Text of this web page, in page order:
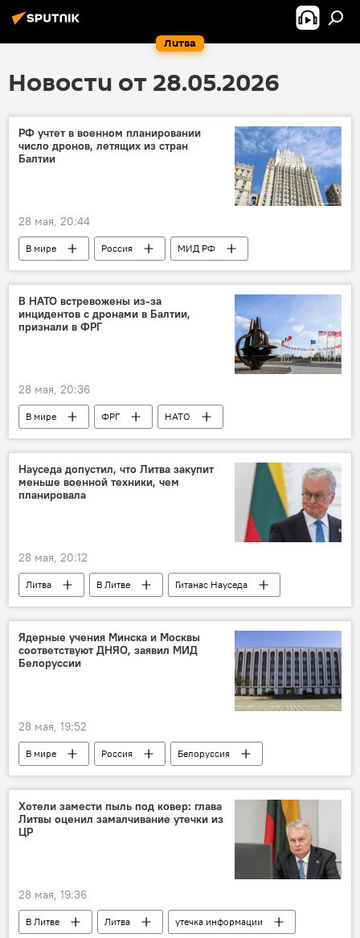
Литва
Новости от 28.05.2026
РФ учтет в военном планировании
число дронов, летящих из стран
Балтии
28 мая, 20:44
В мире Россия
МИД РФ
Мария Захарова
дрон
страны Балтии
НАТО Украина
В НАТО встревожены из-за
инцидентов с дронами в Балтии,
признали в ФРГ
28 мая, 20:36
В мире ФРГ
НАТО
восточный фланг НАТО
Североатлантический альянс
Политика
Инциденты с дронами в Литве
Науседа допустил, что Литва закупит
меньше военной техники, чем
планировала
28 мая, 20:12
Литва В Литве
Гитанас Науседа
Политика
вооружение
расходы на оборонку
Ядерные учения Минска и Москвы
соответствуют ДНЯО, заявил МИД
Белоруссии
28 мая, 19:52
В мире Россия
Белоруссия
учения
военные учения
ядерная безопасность
МИД Беларуси
Хотели замести пыль под ковер: глава
Литвы оценил замалчивание утечки из
ЦР
28 мая, 19:36
В Литве Литва
утечка информации